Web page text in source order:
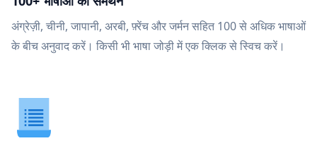
अंग्रेज़ी, चीनी, जापानी, अरबी, फ़्रेंच और जर्मन सहित 100 से अधिक भाषाओं
के बीच अनुवाद करें। किसी भी भाषा जोड़ी में एक क्लिक से स्विच करें।